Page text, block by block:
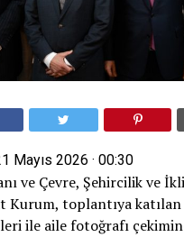
Mayıs 2026 · 00:30
ve Çevre, Şehircilik ve
Kurum, toplantıya
ile aile fotoğrafı